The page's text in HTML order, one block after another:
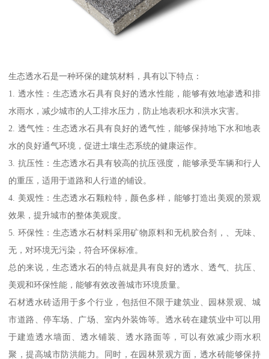
生态透水石是一种环保的建筑材料，具有以下特点：
1. 透水性：生态透水石具有良好的透水性能，能够有效地渗透和排
水雨水，减少城市的人工排水压力，防止地表积水和洪水灾害。
2. 透气性：生态透水石具有良好的透气性，能够保持地下水和地表
水的良好通气环境，促进土壤生态系统的健康运作。
3. 抗压性：生态透水石具有较高的抗压强度，能够承受车辆和行人
的重压，适用于道路和人行道的铺设。
4. 美观性：生态透水石颗粒特，颜色多样，能够打造出美观的景观
效果，提升城市的整体美观度。
5. 环保性：生态透水石材料采用矿物原料和无机胶合剂，、无味、
无，对环境无污染，符合环保标准。
总的来说，生态透水石的特点就是具有良好的透水、透气、抗压、
美观和环保性能，能够有效改善城市环境质量。
石材透水砖适用于多个行业，包括但不限于建筑业、园林景观、城
市道路、停车场、广场、室内外装饰等。透水砖在建筑业中可以用
于建造透水墙面、透水铺装、透水路面等，可以有效减少雨水积
聚，提高城市防洪能力。同时，在园林景观方面，透水砖能够保持